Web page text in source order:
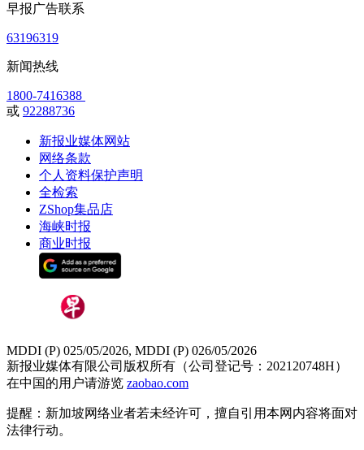
早报广告联系
63196319
新闻热线
1800-7416388
或 92288736
新报业媒体网站
网络条款
个人资料保护声明
全检索
ZShop集品店
海峡时报
商业时报
MDDI (P) 025/05/2026, MDDI (P) 026/05/2026
新报业媒体有限公司版权所有（公司登记号：202120748H）
在中国的用户请游览 zaobao.com
提醒：新加坡网络业者若未经许可，擅自引用本网内容将面对
法律行动。